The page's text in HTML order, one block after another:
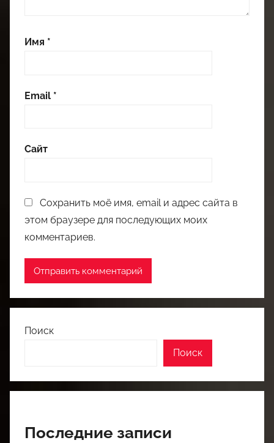
Имя *
Email *
Сайт
Сохранить моё имя, email и адрес сайта в
этом браузере для последующих моих
комментариев.
Поиск
Поиск
Последние записи